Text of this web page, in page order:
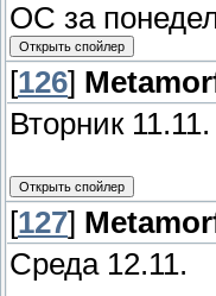
ОС за
[126]
Вторник 11.11.
[127]
Среда 12.11.